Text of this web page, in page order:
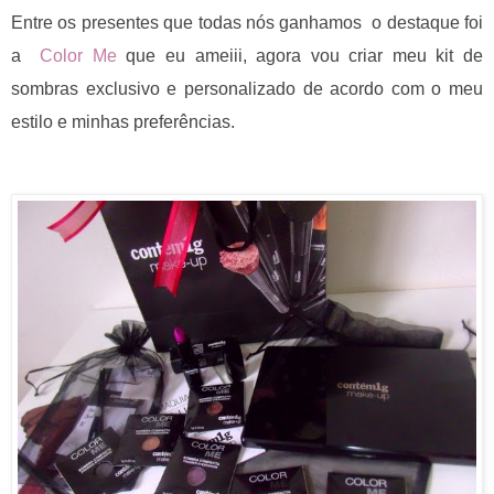
Entre os presentes que todas nós ganhamos o destaque foi
a
Color Me que eu ameiii, agora vou criar meu kit de
sombras exclusivo e personalizado de acordo com o meu
estilo e minhas preferências.